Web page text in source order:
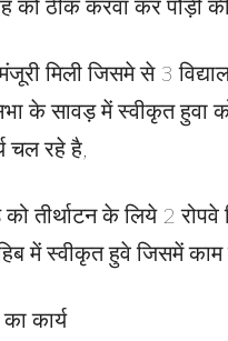
मिली जिसमे से 3
के सावड़ में स्वीकृत हुवा
चल रहे है,
तीर्थाटन के लिये 2 रोपवे
में स्वीकृत हुवे जिसमें काम
कार्य